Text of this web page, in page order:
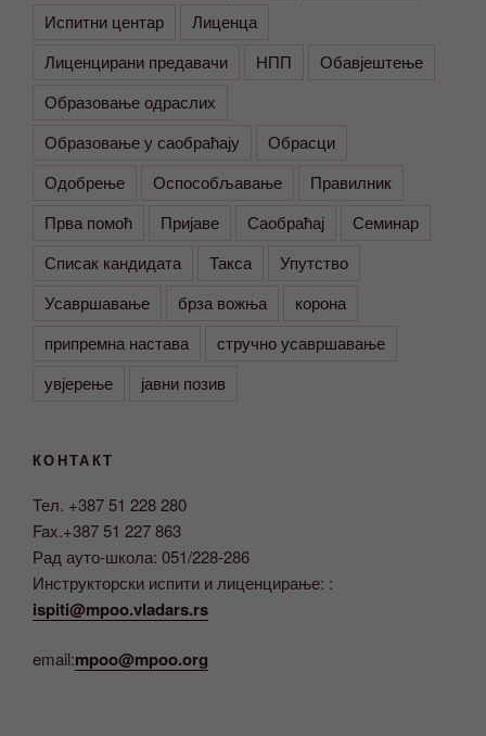
Испитни центар
Лиценца
Лиценцирани предавачи
НПП
Обавјештење
Образовање одраслих
Образовање у саобраћају
Обрасци
Одобрење
Оспособљавање
Правилник
Прва помоћ
Пријаве Саобраћај
Семинар
Списак кандидата
Такса
Упутство
Усавршавање
брза вожња
корона
припремна настава
стручно усавршавање
увјерење
јавни позив
КОНТАКТ
Тел. +387 51 228 280
Fax.+387 51 227 863
Рад ауто-школа: 051/228-286
Инструкторски испити и лиценцирање: :
ispiti@mpoo.vladars.rs
email:mpoo@mpoo.org